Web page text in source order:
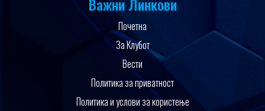
Почетна
За Клубот
Вести
Политика за приватност
Политика и услови за користење